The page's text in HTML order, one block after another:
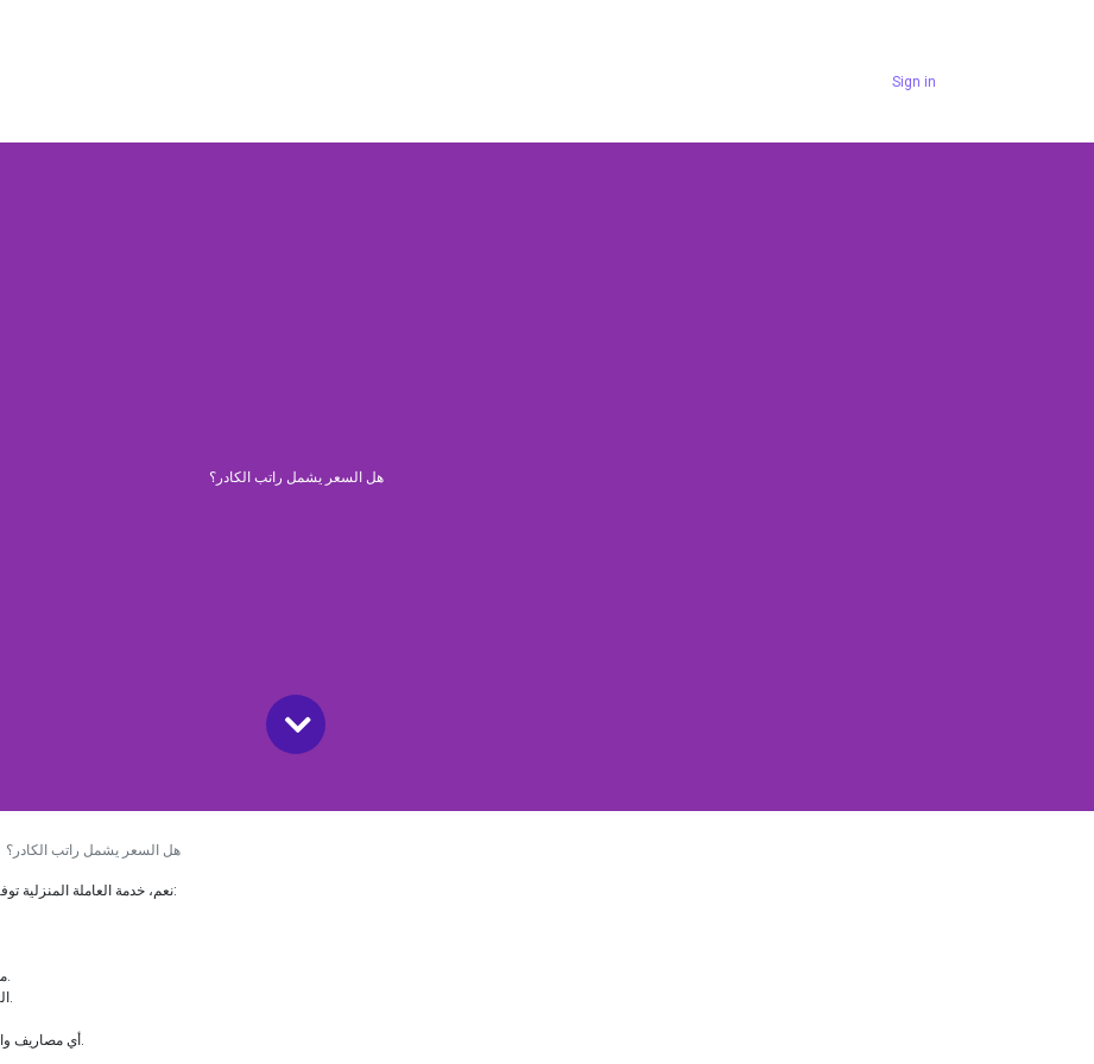
Sign in
هل السعر يشمل راتب الكادر؟
هل السعر يشمل راتب الكادر؟
نعم، خدمة العاملة المنزلية توفر عليك التكاليف التالية:
- مستحقات نهاية الخدمة.
- التأمين والفحص الطبي.
- أي مصاريف واجراءات حكومية أخرى.